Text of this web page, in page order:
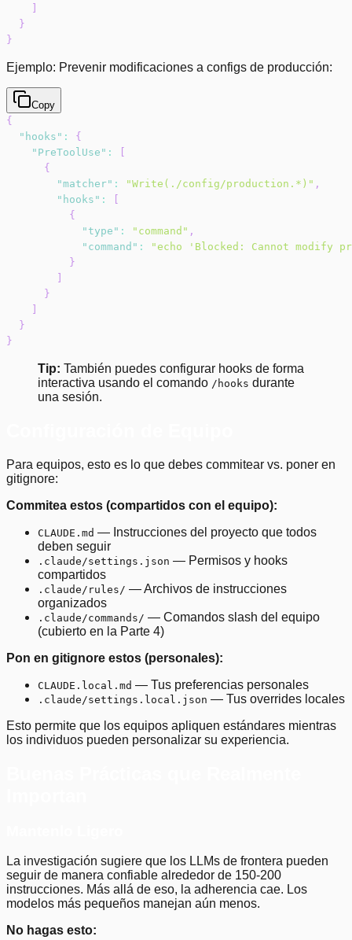
}
}
Ejemplo: Prevenir modificaciones a configs de producción:
Copy
{
"hooks" :
{
"PreToolUse" :
{
"matcher" : "Write(./config/production.*)" ,
"hooks" :
{
"type" : "command" ,
"command" :
"echo 'Blocked: Cannot modify
}
}
}
}
Tip: También puedes configurar hooks de forma
interactiva usando el comando /hooks durante
una sesión.
Para equipos, esto es lo que debes commitear vs. poner en
gitignore:
Commitea estos (compartidos con el equipo):
CLAUDE.md — Instrucciones del proyecto que todos
deben seguir
.claude/settings.json — Permisos y hooks
compartidos
.claude/rules/ — Archivos de instrucciones
organizados
.claude/commands/ — Comandos slash del equipo
(cubierto en la Parte 4)
Pon en gitignore estos (personales):
CLAUDE.local.md — Tus preferencias personales
.claude/settings.local.json — Tus overrides locales
Esto permite que los equipos apliquen estándares mientras
los individuos pueden personalizar su experiencia.
La investigación sugiere que los LLMs de frontera pueden
seguir de manera confiable alrededor de 150-200
instrucciones. Más allá de eso, la adherencia cae. Los
modelos más pequeños manejan aún menos.
No hagas esto: